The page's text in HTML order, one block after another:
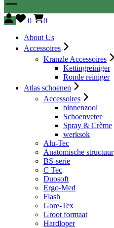
0
0
About Us
Accessoires
Kranzle Accessoires
Kettingreiniger
Ronde reiniger
Atlas schoenen
Accessoires
binnenzool
Schoenveter
Spray & Crème
werksok
Alu-Tec
Anatomische structuur
BS-serie
C Tec
Duosoft
Ergo-Med
Flash
Gore-Tex
Groot formaat
Hardloper